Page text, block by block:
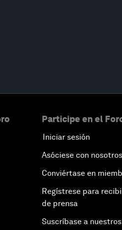
Participe en el
Iniciar sesión
Asóciese con nosotros
Conviértase en
Regístrese para
de prensa
Suscríbase a